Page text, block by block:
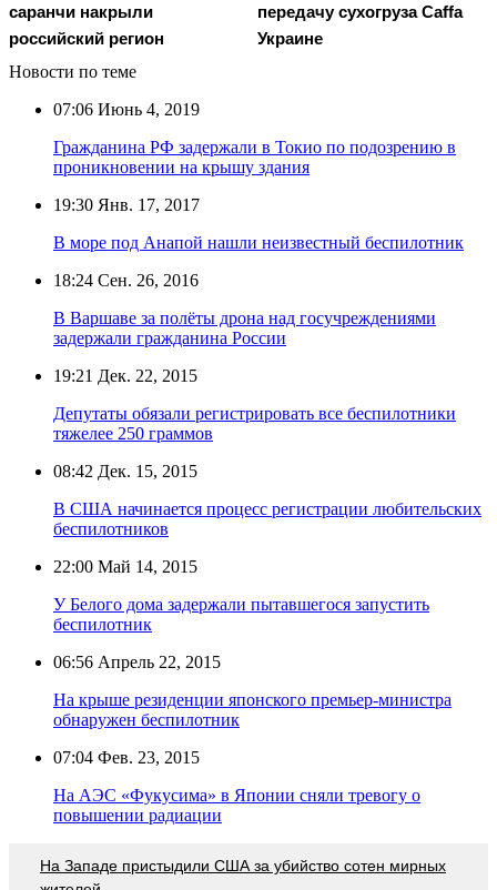
саранчи накрыли
российский регион
передачу сухогруза Caffa
Украине
Новости по теме
07:06 Июнь 4, 2019
Гражданина РФ задержали в Токио по подозрению в
проникновении на крышу здания
19:30 Янв. 17, 2017
В море под Анапой нашли неизвестный беспилотник
18:24 Сен. 26, 2016
В Варшаве за полёты дрона над госучреждениями
задержали гражданина России
19:21 Дек. 22, 2015
Депутаты обязали регистрировать все беспилотники
тяжелее 250 граммов
08:42 Дек. 15, 2015
В США начинается процесс регистрации любительских
беспилотников
22:00 Май 14, 2015
У Белого дома задержали пытавшегося запустить
беспилотник
06:56 Апрель 22, 2015
На крыше резиденции японского премьер-министра
обнаружен беспилотник
07:04 Фев. 23, 2015
На АЭС «Фукусима» в Японии сняли тревогу о
повышении радиации
На Западе пристыдили США за убийство сотен мирных